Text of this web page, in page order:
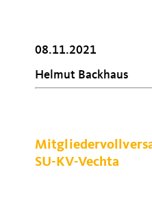
08.11.2021
Helmut Backhaus
SU-KV-Vechta